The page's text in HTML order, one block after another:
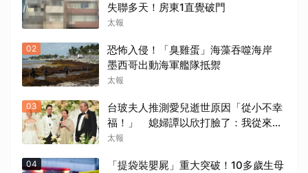
失聯多天！房東1直覺破門
太報
02
恐怖入侵！「臭雞蛋」海藻吞噬海岸
墨西哥出動海軍艦隊抵禦
太報
03
台玻夫人推測愛兒逝世原因「從小不幸
福！」 媳婦譚以欣打臉了：我從來不
相信
太報
04
「提袋裝嬰屍」重大突破！10多歲生母